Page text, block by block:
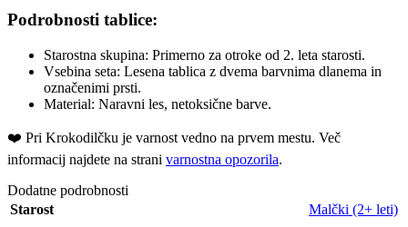
Podrobnosti tablice:
Starostna skupina: Primerno za otroke od 2. leta starosti.
Vsebina seta: Lesena tablica z dvema barvnima dlanema in
označenimi prsti.
Material: Naravni les, netoksične barve.
❤️ ️Pri Krokodilčku je varnost vedno na prvem mestu. Več
informacij najdete na strani varnostna opozorila.
Dodatne podrobnosti
Starost
Malčki (2+ leti)